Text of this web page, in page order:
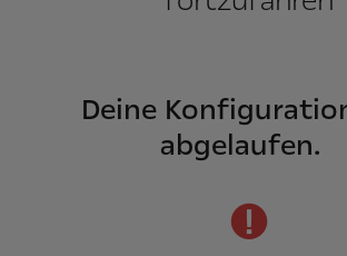
Deine
abgelaufen.